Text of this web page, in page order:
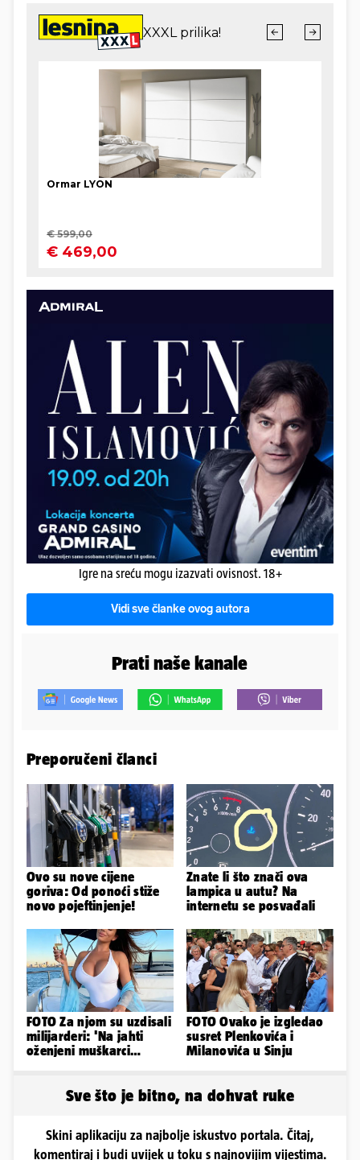
Igre na sreću mogu izazvati ovisnost. 18+
Vidi sve članke ovog autora
Prati naše kanale
Preporučeni članci
Ovo su nove cijene
goriva: Od ponoći stiže
novo pojeftinjenje!
Znate li što znači ova
lampica u autu? Na
internetu se posvađali
FOTO Za njom su uzdisali
milijarderi: 'Na jahti
oženjeni muškarci
FOTO Ovako je izgledao
susret Plenkovića i
Milanovića u Sinju
Sve što je bitno, na dohvat ruke
Skini aplikaciju za najbolje iskustvo portala. Čitaj,
komentiraj i budi uvijek u toku s najnovijim vijestima.